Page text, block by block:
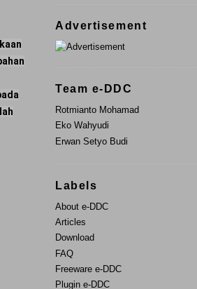
Advertisement
Team e-DDC
Rotmianto Mohamad
Eko Wahyudi
Erwan Setyo Budi
Labels
About e-DDC
Articles
Download
FAQ
Freeware e-DDC
Plugin e-DDC